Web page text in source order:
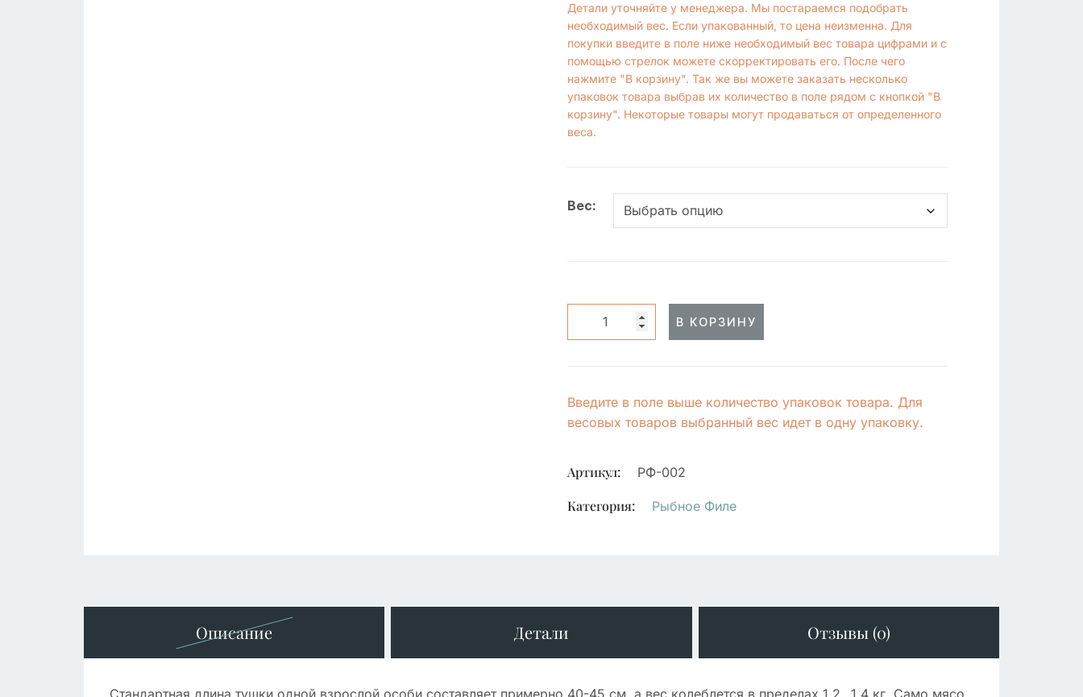
Детали уточняйте у менеджера. Мы постараемся подобрать
необходимый вес. Если упакованный, то цена неизменна. Для
покупки введите в поле ниже необходимый вес товара цифрами и с
помощью стрелок можете скорректировать его. После чего
нажмите "В корзину". Так же вы можете заказать несколько
упаковок товара выбрав их количество в поле рядом с кнопкой "В
корзину". Некоторые товары могут продаваться от определенного
веса.
Вес:
В КОРЗИНУ
Введите в поле выше количество упаковок товара. Для
весовых товаров выбранный вес идет в одну упаковку.
Артикул: РФ-002
Категория: Рыбное Филе
Описание Детали Отзывы (0)
Стандартная длина тушки одной взрослой особи составляет примерно 40-45 см, а вес колеблется в пределах 1,2…1,4 кг. Само мясо